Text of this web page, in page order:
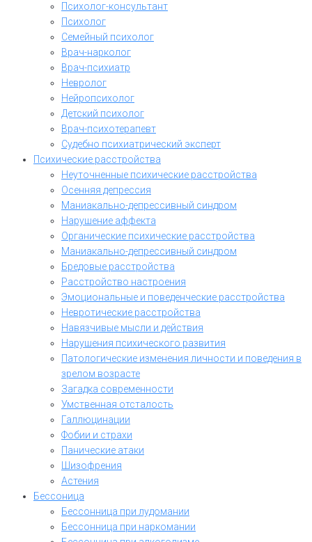
Психолог-консультант
Психолог
Семейный психолог
Врач-нарколог
Врач-психиатр
Невролог
Нейропсихолог
Детский психолог
Врач-психотерапевт
Судебно психиатрический эксперт
Психические расстройства
Неуточненные психические расстройства
Осенняя депрессия
Маниакально-депрессивный синдром
Нарушение аффекта
Органические психические расстройства
Маниакально-депрессивный синдром
Бредовые расстройства
Расстройство настроения
Эмоциональные и поведенческие расстройства
Невротические расстройства
Навязчивые мысли и действия
Нарушения психического развития
Патологические изменения личности и поведения в
зрелом возрасте
Загадка современности
Умственная отсталость
Галлюцинации
Фобии и страхи
Панические атаки
Шизофрения
Астения
Бессоница
Бессонница при лудомании
Бессонница при наркомании